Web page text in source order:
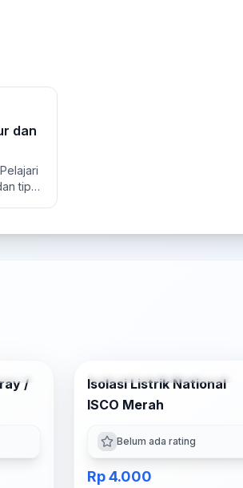
dan
tips
/
-6% OFF
Isolasi Listrik National
ISCO Merah
Belum ada rating
Rp 4.000